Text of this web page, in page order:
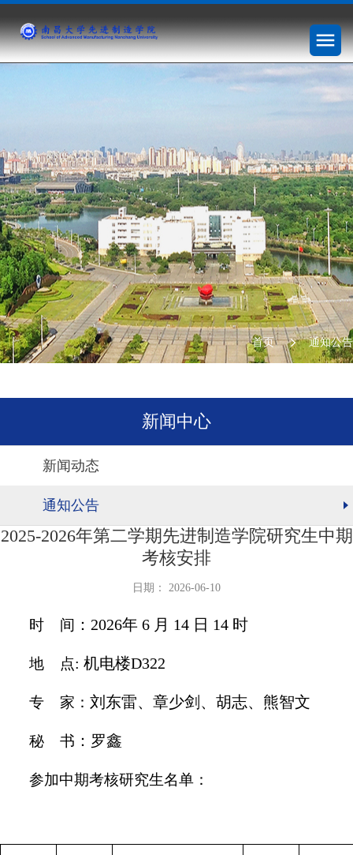
首页 通知公告
新闻中心
新闻动态
通知公告
2025-2026年第二学期先进制造学院研究生中期
考核安排
日期： 2026-06-10
时 间 ： 2026年 6 月 14 日 14 时
地 点: 机电楼D322
专 家：刘东雷、章少剑、胡志、熊智文
秘 书 ： 罗鑫
参加中期考核研究生名单：